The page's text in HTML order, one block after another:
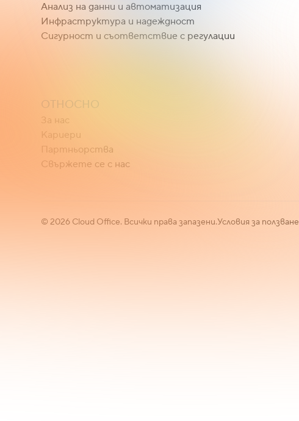
Анализ на данни и автоматизация
Инфраструктура и надеждност
Сигурност и съответствие с регулации
ОТНОСНО
За нас
Кариери
Партньорства
Свържете се с нас
©2026 Cloud Office. Всички права запазени.Условия за ползване